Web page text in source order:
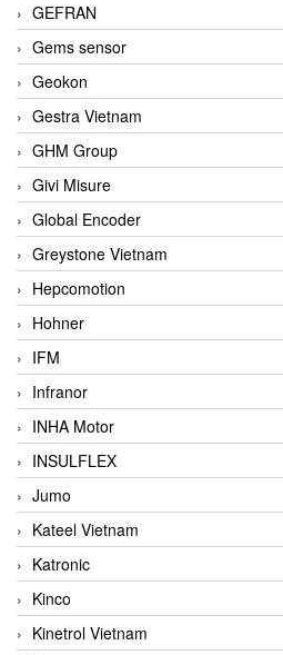
GEFRAN
Gems sensor
Geokon
Gestra Vietnam
GHM Group
Givi Misure
Global Encoder
Greystone Vietnam
Hepcomotion
Hohner
IFM
Infranor
INHA Motor
INSULFLEX
Jumo
Kateel Vietnam
Katronic
Kinco
Kinetrol Vietnam